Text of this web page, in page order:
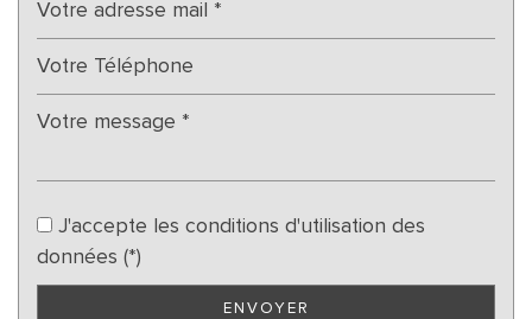
J'accepte les conditions d'utilisation des
données (*)
ENVOYER